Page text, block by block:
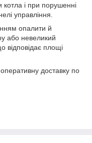
котла і при порушенні
управління.
опалити й
або невеликий
відповідає площі
доставку по